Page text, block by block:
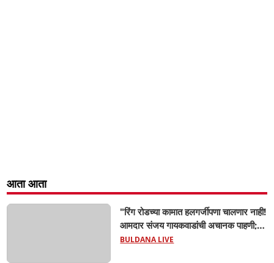
आता आता
"रिंग रोडच्या कामात हलगर्जीपणा चालणार नाही!
आमदार संजय गायकवाडांची अचानक पाहणी;
कंत्राटदारांना कडक इशारा, गुणवत्तेशी तडजोड
BULDANA LIVE